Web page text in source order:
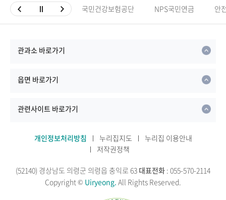
국민건강보험공단 NPS국민연금 안
관과소 바로가기
읍면 바로가기
관련사이트 바로가기
개인정보처리방침 누리집지도
누리집 이용안내
저작권정책
(52140) 경상남도 의령군 의령읍 충익로 63 대표전화 : 055-570-2114
Copyright © Uiryeong. All Rights Reserved.